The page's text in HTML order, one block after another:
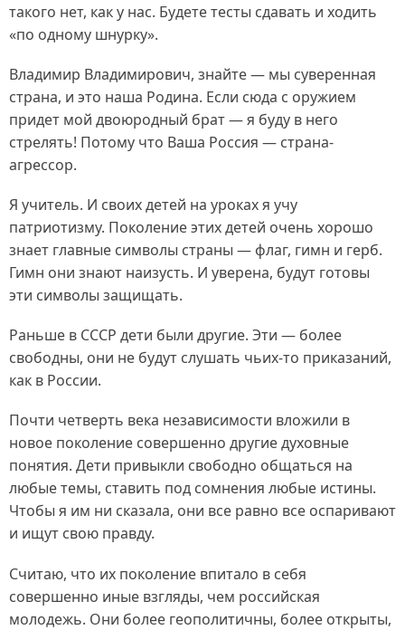
такого нет, как у нас. Будете тесты сдавать и ходить
«по одному шнурку».
Владимир Владимирович, знайте — мы суверенная
страна, и это наша Родина. Если сюда с оружием
придет мой двоюродный брат — я буду в него
стрелять! Потому что Ваша Россия — страна-
агрессор.
Я учитель. И своих детей на уроках я учу
патриотизму. Поколение этих детей очень хорошо
знает главные символы страны — флаг, гимн и герб.
Гимн они знают наизусть. И уверена, будут готовы
эти символы защищать.
Раньше в СССР дети были другие. Эти — более
свободны, они не будут слушать чьих-то приказаний,
как в России.
Почти четверть века независимости вложили в
новое поколение совершенно другие духовные
понятия. Дети привыкли свободно общаться на
любые темы, ставить под сомнения любые истины.
Чтобы я им ни сказала, они все равно все оспаривают
и ищут свою правду.
Считаю, что их поколение впитало в себя
совершенно иные взгляды, чем российская
молодежь. Они более геополитичны, более открыты,